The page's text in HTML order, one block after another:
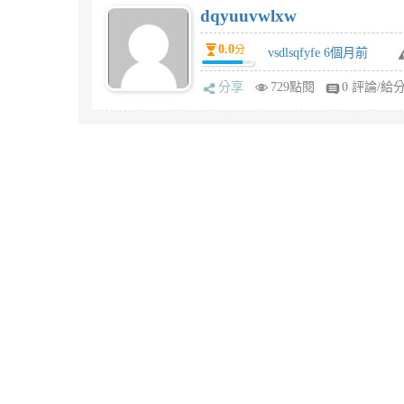
dqyuuvwlxw
0.0分 vsdlsqfyfe 6個月前
分享 729點閱 0 評論/給